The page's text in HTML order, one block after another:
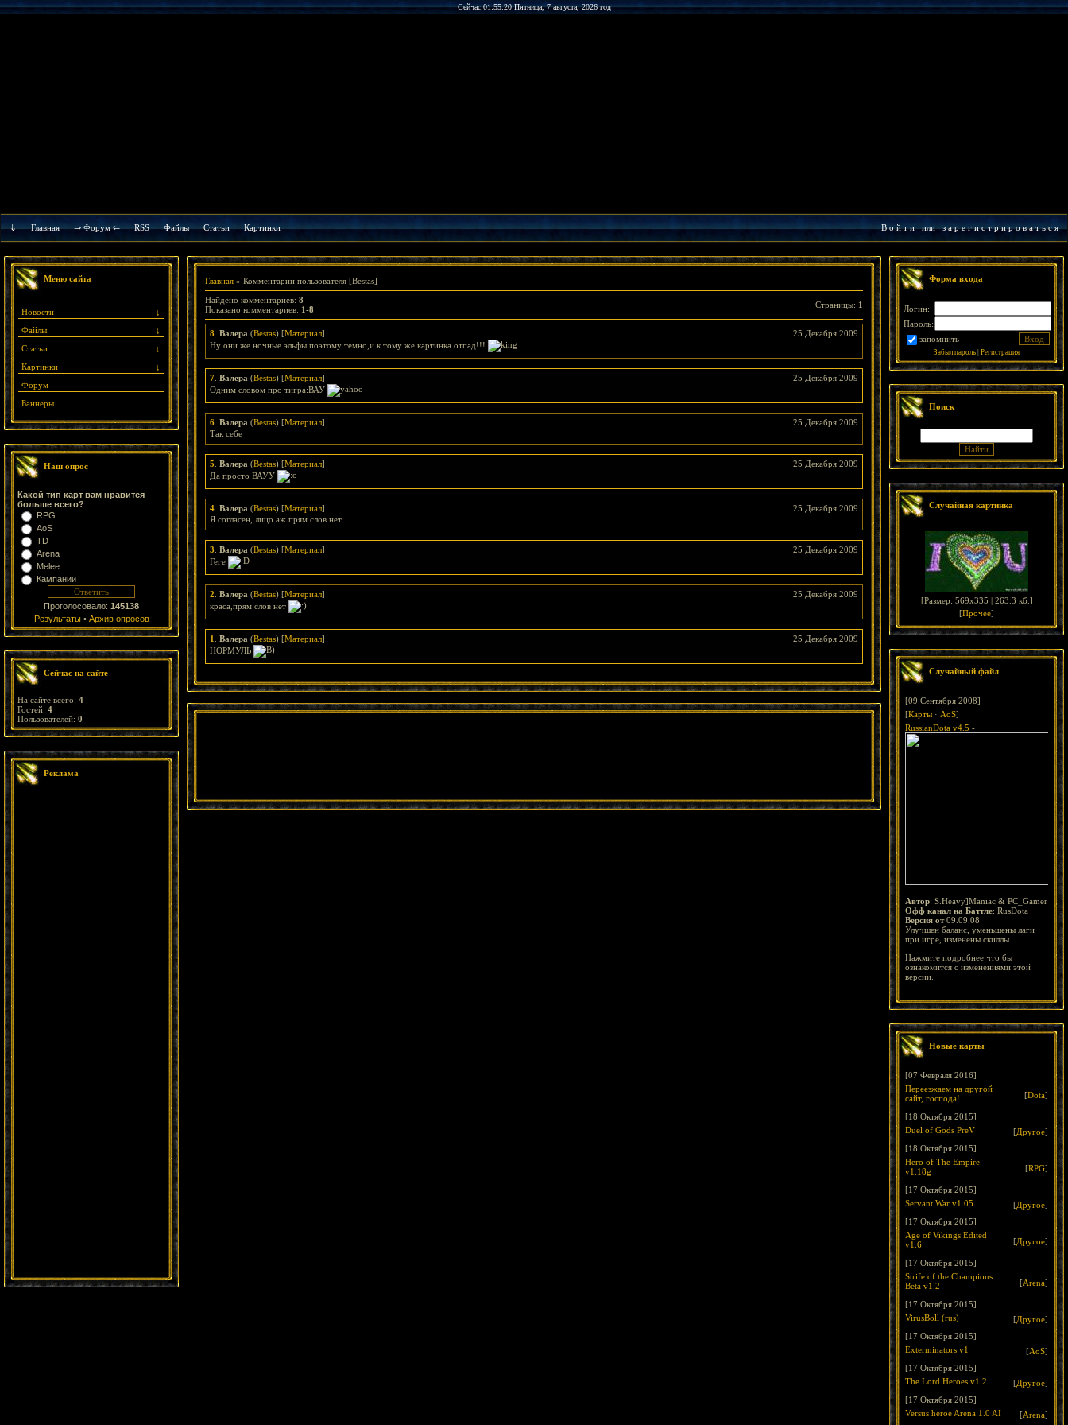
Сейчас 01:55:20 Пятница, 7 августа, 2026 год
⇓ Главная ⇒ Форум ⇐ RSS Файлы Cтатьи Картинки В о й т иилиз а р е г и с т р и р о в а т ь с я
Меню сайта
↓
Новости
↓
Файлы
↓
Статьи
↓
Картинки
Форум
Баннеры
Наш опрос
Какой тип карт вам нравится
больше всего?
RPG
AoS
TD
Arena
Melee
Кампании
Проголосовало: 145138
Результаты• Архив опросов
Сейчас на сайте
На сайте всего: 4
Гостей: 4
Пользователей: 0
Реклама
Главная » Комментарии пользователя [Bestas]
Найдено комментариев: 8
Показано комментариев: 1-8 Страницы: 1
25 Декабря 2009
8 Валера (Bestas) [Материал]
Ну они же ночные эльфы поэтому темно,и к тому же картинка отпад!!!
25 Декабря 2009
7 Валера (Bestas) [Материал]
Одним словом про тигра:ВАУ
25 Декабря 2009
6 Валера (Bestas) [Материал]
Так себе
25 Декабря 2009
5 Валера (Bestas) [Материал]
Да просто ВАУУ
25 Декабря 2009
4 Валера (Bestas) [Материал]
Я согласен, лицо аж прям слов нет
25 Декабря 2009
3 Валера (Bestas) [Материал]
Геге
25 Декабря 2009
2 Валера (Bestas) [Материал]
краса,прям слов нет
25 Декабря 2009
1 Валера (Bestas) [Материал]
НОРМУЛЬ
Форма входа
Логин:
Пароль:
запомнить
Забыл пароль Регистрация
Поиск
Случайная картинка
[Размер: 569x335 | 263.3 кб. ]
[Прочее]
Случайный файл
[09 Сентября 2008]
[Карты · AoS]
RussianDota v4.5 -
Автор: S.Heavy]Maniac & PC_Gamer
Офф канал на Баттле: RusDota
Версия от09.09.08
Улучшен баланс, уменьшены лаги
при игре, изменены скиллы.
Нажмите подробнее что бы
ознакомится с изменениями этой
версии.
Новые карты
[07 Февраля 2016]
Переезжаем на другой
сайт, господа!
[Dota]
[18 Октября 2015]
Duel of Gods PreV
[Другое]
[18 Октября 2015]
Hero of The Empire
v1.18g
[RPG]
[17 Октября 2015]
Servant War v1.05
[Другое]
[17 Октября 2015]
Age of Vikings Edited
v1.6
[Другое]
[17 Октября 2015]
Strife of the Champions
Beta v1.2
[Arena]
[17 Октября 2015]
VirusBoll (rus)
[Другое]
[17 Октября 2015]
Exterminators v1
[AoS]
[17 Октября 2015]
The Lord Heroes v1.2
[Другое]
[17 Октября 2015]
Versus heroe Arena 1.0 AI
[Arena]